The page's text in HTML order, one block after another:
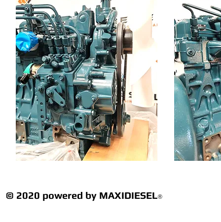
© 2020 powered by MAXIDIESEL®